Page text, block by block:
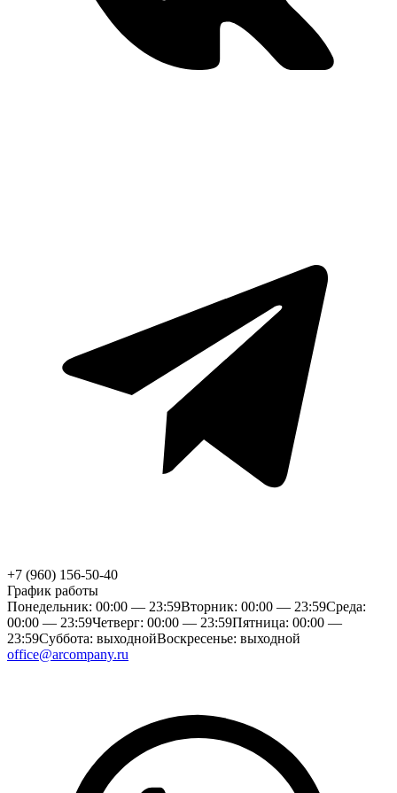
+7 (960) 156-50-40
График работы
Понедельник: 00:00 — 23:59Вторник: 00:00 — 23:59Среда:
00:00 — 23:59Четверг: 00:00 — 23:59Пятница: 00:00 —
23:59Суббота: выходнойВоскресенье: выходной
office@arcompany.ru